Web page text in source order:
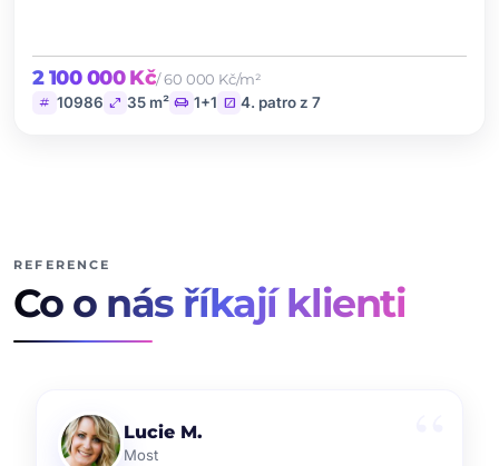
2 100 000 Kč/ 60 000 Kč/m²
tag 10986 open_in_full 35 m² chair 1+1 stairs 4. patro z 7
REFERENCE
Co o nás říkají klienti
Klára D.
Pardubice